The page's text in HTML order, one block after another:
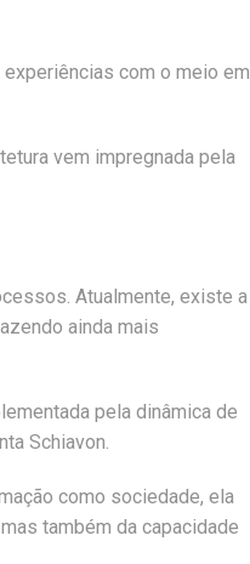
com o meio em
vem impregnada pela
Atualmente, existe a
ainda mais
pela dinâmica de
Schiavon.
como sociedade, ela
também da capacidade